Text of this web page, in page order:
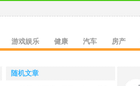
游戏娱乐 健康 汽车 房产
随机文章